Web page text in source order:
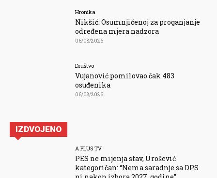
Hronika
Nikšić: Osumnjičenoj za proganjanje
određena mjera nadzora
06/08/2026
Društvo
Vujanović pomilovao čak 483
osuđenika
06/08/2026
IZDVOJENO
A PLUS TV
PES ne mijenja stav, Urošević
kategoričan: “Nema saradnje sa DPS